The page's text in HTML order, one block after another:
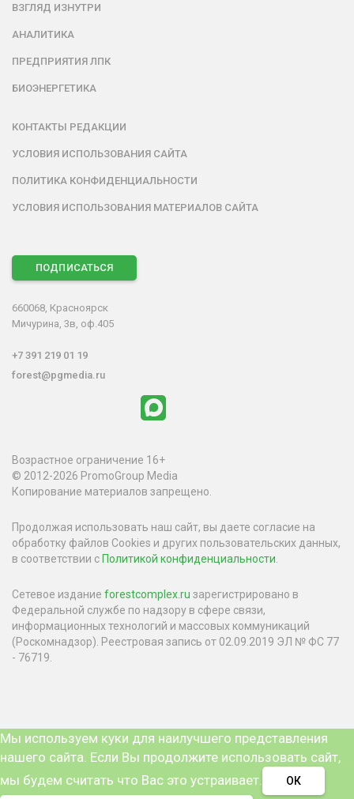
ВЗГЛЯД ИЗНУТРИ
АНАЛИТИКА
ПРЕДПРИЯТИЯ ЛПК
БИОЭНЕРГЕТИКА
КОНТАКТЫ РЕДАКЦИИ
УСЛОВИЯ ИСПОЛЬЗОВАНИЯ САЙТА
ПОЛИТИКА КОНФИДЕНЦИАЛЬНОСТИ
УСЛОВИЯ ИСПОЛЬЗОВАНИЯ МАТЕРИАЛОВ САЙТА
ПОДПИСАТЬСЯ
660068, Красноярск
Мичурина, 3в, оф.405
+7 391 219 01 19
forest@pgmedia.ru
Возрастное ограничение 16+
© 2012-2026 PromoGroup Media
Копирование материалов запрещено.
Продолжая использовать наш сайт, вы даете согласие на
обработку файлов Cookies и других пользовательских данных,
в соответствии сПолитикой конфиденциальности
Сетевое издание forestcomplex.ru зарегистрировано в
Федеральной службе по надзору в сфере связи,
информационных технологий и массовых коммуникаций
(Роскомнадзор). Реестровая запись от 02.09.2019 ЭЛ № ФС 77
- 76719.
Мы используем куки для наилучшего представления
нашего сайта. Если Вы продолжите использовать сайт,
мы будем считать что Вас это устраивает.
ОК